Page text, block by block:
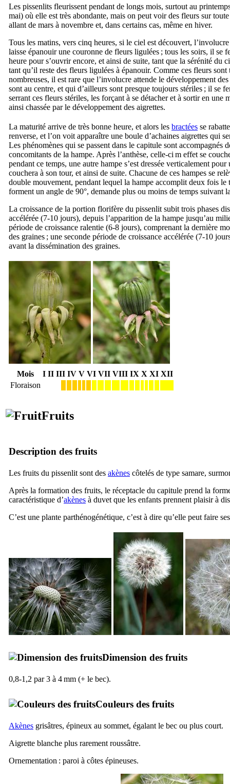
Les pissenlits fleurissent pendant de longs mois, surtout au
mai) où elle est très abondante, mais on peut voir des fleurs sur
allant de mars à novembre et, dans certains cas, même en hiver.
Tous les matins, vers cinq heures, si le ciel est découvert, l’involucre
laisse épanouir une couronne de fleurs ligulées ; tous les soirs, il se
heure pour s’ouvrir encore, et ainsi de suite, tant que la sérénité du
tant qu’il reste des fleurs ligulées à épanouir. Comme ces fleurs sont
nombreuses, il est rare que l’involucre attende le développement
sont au centre, et qui d’ailleurs sont presque toujours stériles ; il se
serrant ces fleurs stériles, les forçant à se détacher et à sortir en une
ainsi chassée par le développement des aigrettes.
La maturité arrive de très bonne heure, et alors les bractées se
renverse, et l’on voit apparaître une boule d’achaines aigrettes qui
Les phénomènes qui se passent dans le capitule sont accompagnés
concomitants de la hampe. Après l’anthèse, celle-ci m effet se
pendant ce temps, une autre hampe s’est dressée verticalement
couchera à son tour, et ainsi de suite. Chacune de ces hampes se
double mouvement, pendant lequel la hampe accomplit deux fois le
forment un angle de 90°, demande plus ou moins de temps suivant
La croissance de la portion florifère du pissenlit subit trois phases
accélérée (7-10 jours), depuis l’apparition de la hampe jusqu’au
période de croissance ralentie (6-8 jours), comprenant la dernière
des graines ; une seconde période de croissance accélérée (7-10
avant la dissémination des graines.
Mois I II III IV V VI VII VIII IX X XI XII
Floraison
Fruits
Description des fruits
Les fruits du pissenlit sont des akènes côtelés de type samare,
Après la formation des fruits, le réceptacle du capitule prend la
caractéristique d’akènes à duvet que les enfants prennent plaisir à
C’est une plante parthénogénétique, c’est à dire qu’elle peut faire
Dimension des fruits
0,8-1,2 par 3 à 4 mm (+ le bec).
Couleurs des fruits
Akènes grisâtres, épineux au sommet, égalant le bec ou plus court.
Aigrette blanche plus rarement roussâtre.
Ornementation : paroi à côtes épineuses.